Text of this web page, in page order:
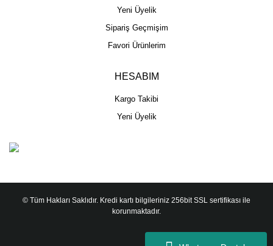
Yeni Üyelik
Sipariş Geçmişim
Favori Ürünlerim
HESABIM
Kargo Takibi
Yeni Üyelik
© Tüm Hakları Saklıdır. Kredi kartı bilgileriniz 256bit SSL sertifikası ile
korunmaktadır.